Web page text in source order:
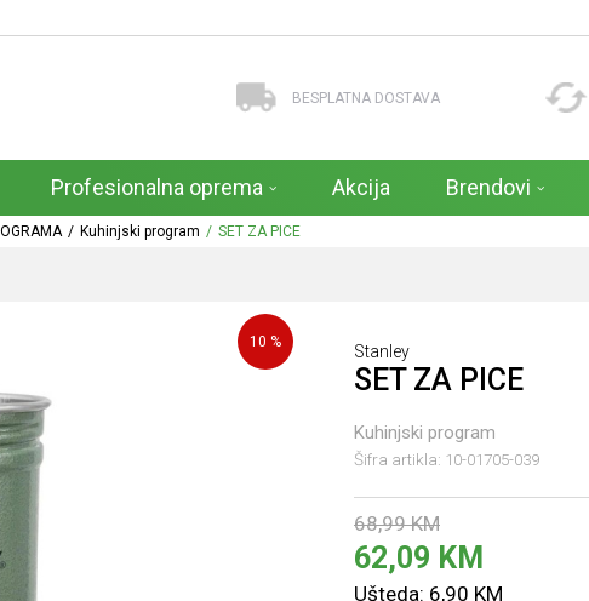
BESPLATNA DOSTAVA
Profesionalna oprema Akcija Brendovi
Kuhinjski program SET ZA PICE
10 % Stanley
SET ZA PICE
Kuhinjski program
Šifra artikla: 10-01705-039
68,99 KM
62,09 KM
Ušteda: 6,90 KM